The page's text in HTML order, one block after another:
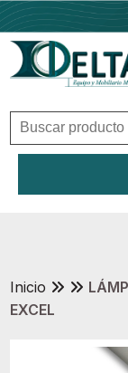
Inicio
Outlet
Inicio
EXCEL